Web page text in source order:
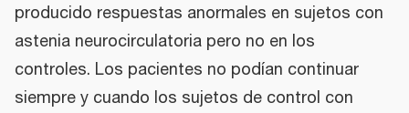
producido respuestas anormales en sujetos con
astenia neurocirculatoria pero no en los
controles. Los pacientes no podían continuar
siempre y cuando los sujetos de control con